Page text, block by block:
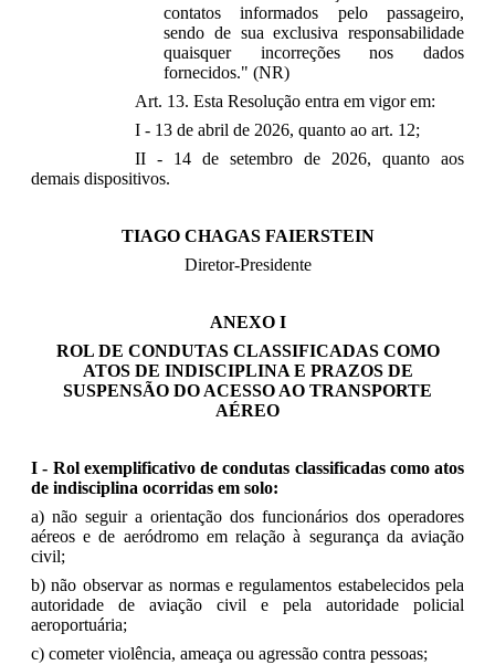
contatos informados pelo passageiro,
sendo de sua exclusiva responsabilidade
quaisquer incorreções nos dados
fornecidos." (NR)
Art. 13. Esta Resolução entra em vigor em:
I - 13 de abril de 2026, quanto ao art. 12;
II - 14 de setembro de 2026, quanto aos
demais dispositivos.
TIAGO CHAGAS FAIERSTEIN
Diretor-Presidente
ANEXO I
ROL DE CONDUTAS CLASSIFICADAS COMO
ATOS DE INDISCIPLINA E PRAZOS DE
SUSPENSÃO DO ACESSO AO TRANSPORTE
AÉREO
I - Rol exemplificativo de condutas classificadas como atos
de indisciplina ocorridas em solo:
a) não seguir a orientação dos funcionários dos operadores
aéreos e de aeródromo em relação à segurança da aviação
civil;
b) não observar as normas e regulamentos estabelecidos pela
autoridade de aviação civil e pela autoridade policial
aeroportuária;
c) cometer violência, ameaça ou agressão contra pessoas;